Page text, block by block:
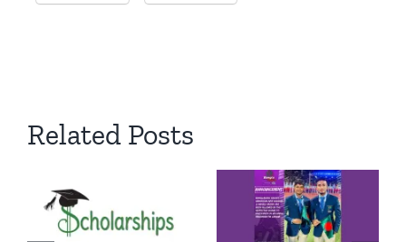
Related Posts